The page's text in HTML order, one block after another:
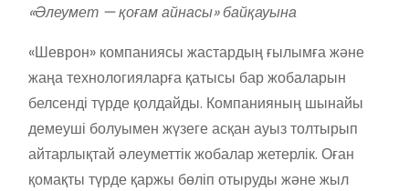
«Әлеумет — қоғам айнасы» байқауына
«Шеврон» компаниясы жастардың ғылымға және
жаңа технологияларға қатысы бар жобаларын
белсенді түрде қолдайды. Компанияның шынайы
демеуші болуымен жүзеге асқан ауыз толтырып
айтарлықтай әлеуметтік жобалар жетерлік. Оған
қомақты түрде қаржы бөліп отыруды және жыл